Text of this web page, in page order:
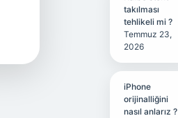
takılması
tehlikeli mi ?
Temmuz 23,
2026
iPhone
orijinalliğini
nasıl anlarız ?